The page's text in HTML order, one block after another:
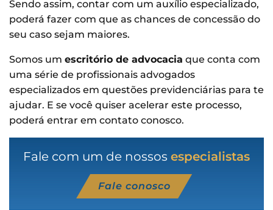
Sendo assim, contar com um auxílio especializado,
poderá fazer com que as chances de concessão do
seu caso sejam maiores.
Somos um escritório de advocacia que conta com
uma série de profissionais advogados
especializados em questões previdenciárias para te
ajudar. E se você quiser acelerar este processo,
poderá entrar em contato conosco.
Fale com um de nossos especialistas
Fale conosco